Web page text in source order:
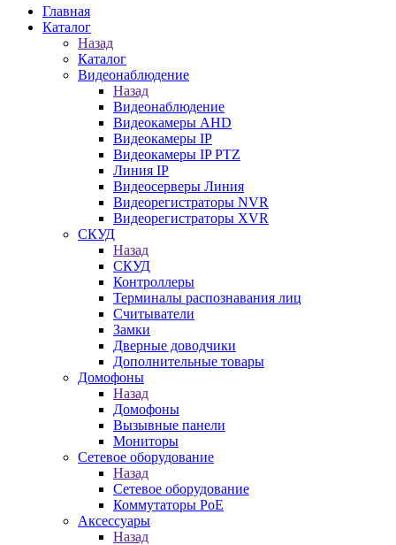
Главная
Каталог
Назад
Каталог
Видеонаблюдение
Назад
Видеонаблюдение
Видеокамеры AHD
Видеокамеры IP
Видеокамеры IP PTZ
Линия IP
Видеосерверы Линия
Видеорегистраторы NVR
Видеорегистраторы XVR
СКУД
Назад
СКУД
Контроллеры
Терминалы распознавания лиц
Считыватели
Замки
Дверные доводчики
Дополнительные товары
Домофоны
Назад
Домофоны
Вызывные панели
Мониторы
Сетевое оборудование
Назад
Сетевое оборудование
Коммутаторы PoE
Аксессуары
Назад